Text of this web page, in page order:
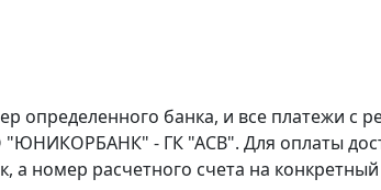
определенного банка, и все платежи с
"ЮНИКОРБАНК" - ГК "АСВ". Для оплаты
номер расчетного счета на конкретный